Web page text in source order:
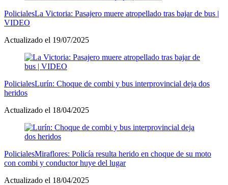
PolicialesLa Victoria: Pasajero muere atropellado tras bajar de bus |
VIDEO
Actualizado el 19/07/2025
PolicialesLurín: Choque de combi y bus interprovincial deja dos
heridos
Actualizado el 18/04/2025
PolicialesMiraflores: Policía resulta herido en choque de su moto
con combi y conductor huye del lugar
Actualizado el 18/04/2025